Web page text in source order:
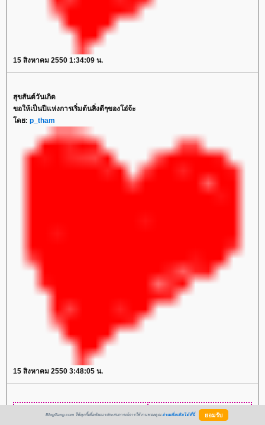
15 สิงหาคม 2550 1:34:09 น.
สุขสันต์วันเกิด
ขอให้เป็นปีแห่งการเริ่มต้นสิ่งดีๆของโอ๋จ้ะ
ดย: p_tham
15 สิงหาคม 2550 3:48:05 น.
เขาว่าวันเกิดมีคนมาอวยพรน่ะมี
BlogGang.com ใช้คุกกี้เพื่อพัฒนาประสบการณ์การใช้งานของคุณ อ่านเพิ่มเติมได้ที่นี่